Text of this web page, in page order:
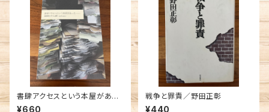
書肆アクセスという本屋があっ
た／岡崎武志・柴田信・安倍甲
¥660
戦争と罪責／野田正彰
¥440